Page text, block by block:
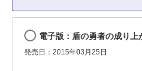
電子版：盾の勇者の成り上
発売日：2015年03月25日